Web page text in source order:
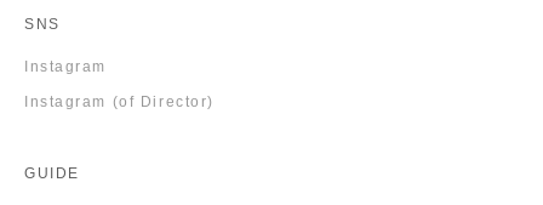
SNS
Instagram
Instagram (of Director)
GUIDE